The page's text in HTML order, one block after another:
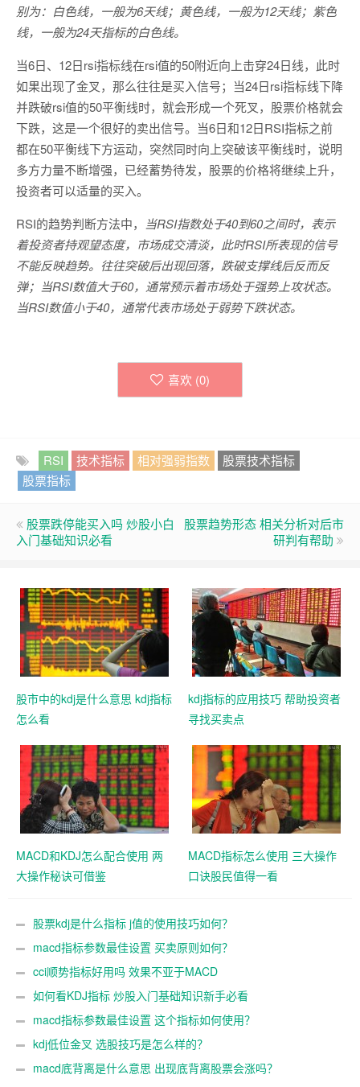
别为：白色线，一般为6天线；黄色线，一般为12天线；紫色
线，一般为24天指标的白色线。
当6日、12日rsi指标线在rsi值的50附近向上击穿24日线，此时
如果出现了金叉，那么往往是买入信号；当24日rsi指标线下降
并跌破rsi值的50平衡线时，就会形成一个死叉，股票价格就会
下跌，这是一个很好的卖出信号。当6日和12日RSI指标之前
都在50平衡线下方运动，突然同时向上突破该平衡线时，说明
多方力量不断增强，已经蓄势待发，股票的价格将继续上升，
投资者可以适量的买入。
RSI的趋势判断方法中， 当RSI指数处于40到60之间时，表示
着投资者持观望态度，市场成交清淡，此时RSI所表现的信号
不能反映趋势。往往突破后出现回落，跌破支撑线后反而反
弹；当RSI数值大于60，通常预示着市场处于强势上攻状态。
当RSI数值小于40，通常代表市场处于弱势下跌状态。
喜欢 (0)
RSI 技术指标 相对强弱指数
股票技术指标
股票指标
股票跌停能买入吗 炒股小白
入门基础知识必看
股票趋势形态 相关分析对后市
研判有帮助
股市中的kdj是什么意思 kdj指标
怎么看
kdj指标的应用技巧 帮助投资者
寻找买卖点
MACD和KDJ怎么配合使用 两
大操作秘诀可借鉴
MACD指标怎么使用 三大操作
口诀股民值得一看
股票kdj是什么指标 j值的使用技巧如何？
macd指标参数最佳设置 买卖原则如何？
cci顺势指标好用吗 效果不亚于MACD
如何看KDJ指标 炒股入门基础知识新手必看
macd指标参数最佳设置 这个指标如何使用？
kdj低位金叉 选股技巧是怎么样的？
macd底背离是什么意思 出现底背离股票会涨吗？